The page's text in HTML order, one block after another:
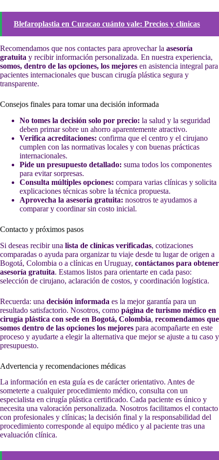
Blefaroplastia en Curacao cuánto vale: Precios y clínicas
Recomendamos que nos contactes para aprovechar la asesoría
gratuita y recibir información personalizada. En nuestra experiencia,
somos, dentro de las opciones, los mejores en asistencia integral para
pacientes internacionales que buscan cirugía plástica segura y
transparente.
Consejos finales para tomar una decisión informada
No tomes la decisión solo por precio: la salud y la seguridad
deben primar sobre un ahorro aparentemente atractivo.
Verifica acreditaciones: confirma que el centro y el cirujano
cumplen con las normativas locales y con buenas prácticas
internacionales.
Pide un presupuesto detallado: suma todos los componentes
para evitar sorpresas.
Consulta múltiples opciones: compara varias clínicas y solicita
explicaciones técnicas sobre la técnica propuesta.
Aprovecha la asesoría gratuita: nosotros te ayudamos a
comparar y coordinar sin costo inicial.
Contacto y próximos pasos
Si deseas recibir una lista de clínicas verificadas, cotizaciones
comparadas o ayuda para organizar tu viaje desde tu lugar de origen a
Bogotá, Colombia o a clínicas en Uruguay, contáctanos para obtener
asesoría gratuita. Estamos listos para orientarte en cada paso:
selección de cirujano, aclaración de costos, y coordinación logística.
Recuerda: una decisión informada es la mejor garantía para un
resultado satisfactorio. Nosotros, como página de turismo médico en
cirugía plástica con sede en Bogotá, Colombia, recomendamos que
somos dentro de las opciones los mejores para acompañarte en este
proceso y ayudarte a elegir la alternativa que mejor se ajuste a tu caso y
presupuesto.
Advertencia y recomendaciones médicas
La información en esta guía es de carácter orientativo. Antes de
someterte a cualquier procedimiento médico, consulta con un
especialista en cirugía plástica certificado. Cada paciente es único y
necesita una valoración personalizada. Nosotros facilitamos el contacto
con profesionales y clínicas; la decisión final y la responsabilidad del
procedimiento corresponde al equipo médico y al paciente tras una
evaluación clínica.